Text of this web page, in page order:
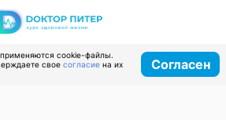
cookie-файлы.
свое согласие на их
Согласен